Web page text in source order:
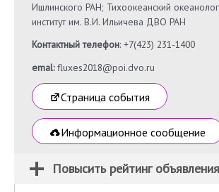
Ишлинского РАН; Тихоокеанский
институт им. В.И. Ильичева ДВО РАН
Контактный телефон: +7(423) 231-1400
emal:fluxes2018@poi.dvo.ru
Страница события
Информационное сообщение
Повысить рейтинг объявления